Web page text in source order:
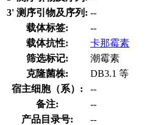
3' 测序引物及序列: --
载体标签:
--
载体抗性:
卡那霉素
筛选标记:
潮霉素
克隆菌株:
DB3.1 等
宿主细胞（系）:
--
备注:
--
产品目录号:
--